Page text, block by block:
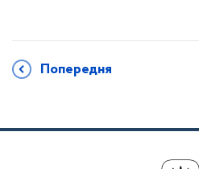
Попередня